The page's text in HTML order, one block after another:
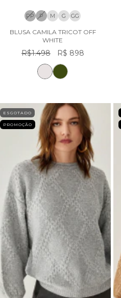
PP P M G GG
BLUSA CAMILA TRICOT OFF
WHITE
R$1.498 R$ 898
ESGOTADO
PROMOÇÃO